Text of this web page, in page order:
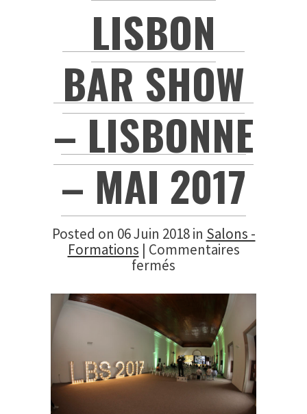
LISBON
BAR SHOW
– LISBONNE
– MAI 2017
Posted on 06 Juin 2018 in Salons -
Formations | Commentaires
fermés
Bar
Show
Lisbonne
–
Mai